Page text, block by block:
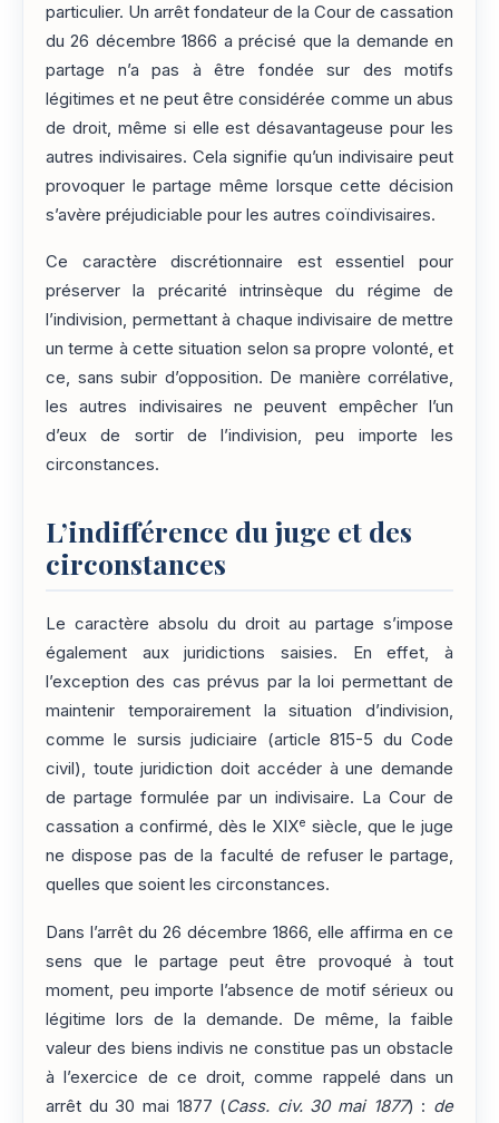
particulier. Un arrêt fondateur de la Cour de cassation
du 26 décembre 1866 a précisé que la demande en
partage n’a pas à être fondée sur des motifs
légitimes et ne peut être considérée comme un abus
de droit, même si elle est désavantageuse pour les
autres indivisaires. Cela signifie qu’un indivisaire peut
provoquer le partage même lorsque cette décision
s’avère préjudiciable pour les autres coïndivisaires.
Ce caractère discrétionnaire est essentiel pour
préserver la précarité intrinsèque du régime de
l’indivision, permettant à chaque indivisaire de mettre
un terme à cette situation selon sa propre volonté, et
ce, sans subir d’opposition. De manière corrélative,
les autres indivisaires ne peuvent empêcher l’un
d’eux de sortir de l’indivision, peu importe les
circonstances.
L’indifférence du juge et des
circonstances
Le caractère absolu du droit au partage s’impose
également aux juridictions saisies. En effet, à
l’exception des cas prévus par la loi permettant de
maintenir temporairement la situation d’indivision,
comme le sursis judiciaire (article 815-5 du Code
civil), toute juridiction doit accéder à une demande
de partage formulée par un indivisaire. La Cour de
cassation a confirmé, dès le XIXe siècle, que le juge
ne dispose pas de la faculté de refuser le partage,
quelles que soient les circonstances.
Dans l’arrêt du 26 décembre 1866, elle affirma en ce
sens que le partage peut être provoqué à tout
moment, peu importe l’absence de motif sérieux ou
légitime lors de la demande. De même, la faible
valeur des biens indivis ne constitue pas un obstacle
à l’exercice de ce droit, comme rappelé dans un
arrêt du 30 mai 1877 (Cass. civ. 30 mai 1877) : de